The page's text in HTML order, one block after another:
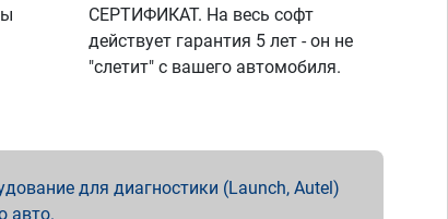
СЕРТИФИКАТ. На весь софт
действует гарантия 5 лет - он не
"слетит" с вашего автомобиля.
для диагностики (Launch, Autel)
авто.